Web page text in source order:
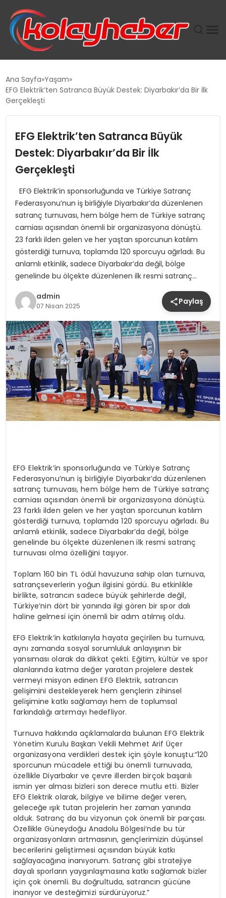
SUWEN’IN İSTIHDAM MODELI EKONOMIDE KADIN
TANYER YAPI ZEMIN MÜHENDISLIĞINDE HEDEF
BÜYÜTTÜ
TOROSLAR’DA PAZAR GERGİNLİĞİ!
Ana Sayfa Yaşam
EFG Elektrik’ten Satranca Büyük Destek: Diyarbakır’da Bir İlk
Gerçekleşti
EFG Elektrik’ten Satranca Büyük
Destek: Diyarbakır’da Bir İlk
Gerçekleşti
EFG Elektrik’in sponsorluğunda ve Türkiye Satranç
Federasyonu’nun iş birliğiyle Diyarbakır’da düzenlenen
satranç turnuvası, hem bölge hem de Türkiye satranç
camiası açısından önemli bir organizasyona dönüştü.
23 farklı ilden gelen ve her yaştan sporcunun katılım
gösterdiği turnuva, toplamda 120 sporcuyu ağırladı. Bu
anlamlı etkinlik, sadece Diyarbakır’da değil, bölge
genelinde bu ölçekte düzenlenen ilk resmi satranç…
admin
07 Nisan 2025 Paylaş
EFG Elektrik’in sponsorluğunda ve Türkiye Satranç
Federasyonu’nun iş birliğiyle Diyarbakır’da düzenlenen
satranç turnuvası, hem bölge hem de Türkiye satranç
camiası açısından önemli bir organizasyona dönüştü.
23 farklı ilden gelen ve her yaştan sporcunun katılım
gösterdiği turnuva, toplamda 120 sporcuyu ağırladı. Bu
anlamlı etkinlik, sadece Diyarbakır’da değil, bölge
genelinde bu ölçekte düzenlenen ilk resmi satranç
turnuvası olma özelliğini taşıyor.
Toplam 160 bin TL ödül havuzuna sahip olan turnuva,
satrançseverlerin yoğun ilgisini gördü. Bu etkinlikle
birlikte, satrancın sadece büyük şehirlerde değil,
Türkiye’nin dört bir yanında ilgi gören bir spor dalı
haline gelmesi için önemli bir adım atılmış oldu.
EFG Elektrik’in katkılarıyla hayata geçirilen bu turnuva,
aynı zamanda sosyal sorumluluk anlayışının bir
yansıması olarak da dikkat çekti. Eğitim, kültür ve spor
alanlarında katma değer yaratan projelere destek
vermeyi misyon edinen EFG Elektrik, satrancın
gelişimini destekleyerek hem gençlerin zihinsel
gelişimine katkı sağlamayı hem de toplumsal
farkındalığı artırmayı hedefliyor.
Turnuva hakkında açıklamalarda bulunan EFG Elektrik
Yönetim Kurulu Başkan Vekili Mehmet Arif Üçer
organizasyona verdikleri destek için şöyle konuştu:“120
sporcunun mücadele ettiği bu önemli turnuvada,
özellikle Diyarbakır ve çevre illerden birçok başarılı
ismin yer alması bizleri son derece mutlu etti. Bizler
EFG Elektrik olarak, bilgiye ve bilime değer veren,
geleceğe ışık tutan projelerin her zaman yanında
olduk. Satranç da bu vizyonun çok önemli bir parçası.
Özellikle Güneydoğu Anadolu Bölgesi’nde bu tür
organizasyonların artmasının, gençlerimizin düşünsel
becerilerini geliştirmesi açısından büyük katkı
sağlayacağına inanıyorum. Satranç gibi stratejiye
dayalı sporların yaygınlaşmasına katkı sağlamak bizler
için çok önemli. Bu doğrultuda, satrancın gücüne
inanıyor ve desteğimizi sürdürüyoruz.”